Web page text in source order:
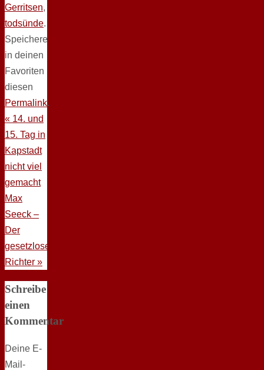
Gerritsen,
todsünde.
Speichere
in deinen
Favoriten
diesen
Permalink.
« 14. und
15. Tag in
Kapstadt
nicht viel
gemacht
Max
Seeck –
Der
gesetzlose
Richter »
Schreibe
einen
Kommentar
Deine E-
Mail-